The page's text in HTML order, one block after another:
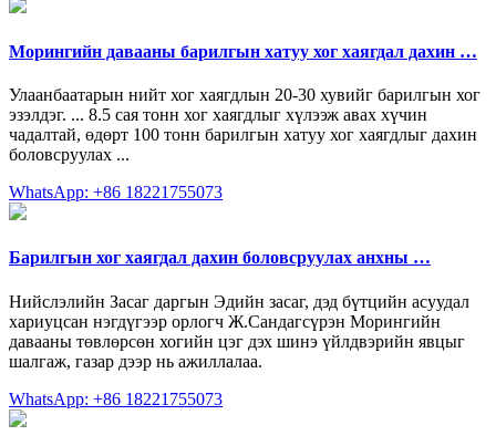
Морингийн давааны барилгын хатуу хог хаягдал дахин …
Улаанбаатарын нийт хог хаягдлын 20-30 хувийг барилгын хог
эзэлдэг. ... 8.5 сая тонн хог хаягдлыг хүлээж авах хүчин
чадалтай, өдөрт 100 тонн барилгын хатуу хог хаягдлыг дахин
боловсруулах ...
WhatsApp: +86 18221755073
Барилгын хог хаягдал дахин боловсруулах анхны …
Нийслэлийн Засаг даргын Эдийн засаг, дэд бүтцийн асуудал
хариуцсан нэгдүгээр орлогч Ж.Сандагсүрэн Морингийн
давааны төвлөрсөн хогийн цэг дэх шинэ үйлдвэрийн явцыг
шалгаж, газар дээр нь ажиллалаа.
WhatsApp: +86 18221755073